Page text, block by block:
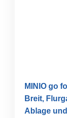
MINIO go
Breit,
Ablage